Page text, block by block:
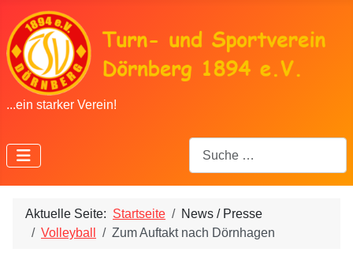
...ein starker Verein!
Aktuelle Seite: Startseite
News / Presse
Volleyball
Zum Auftakt nach Dörnhagen